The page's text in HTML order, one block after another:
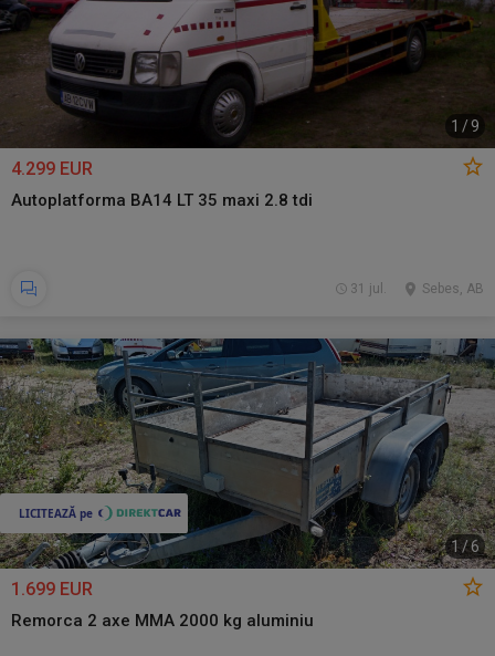
1 /9
4.299 EUR
Autoplatforma BA14 LT 35 maxi 2.8 tdi
Sebes, AB
31 jul.
1/6
1.699 EUR
Remorca 2 axe MMA 2000 kg aluminiu